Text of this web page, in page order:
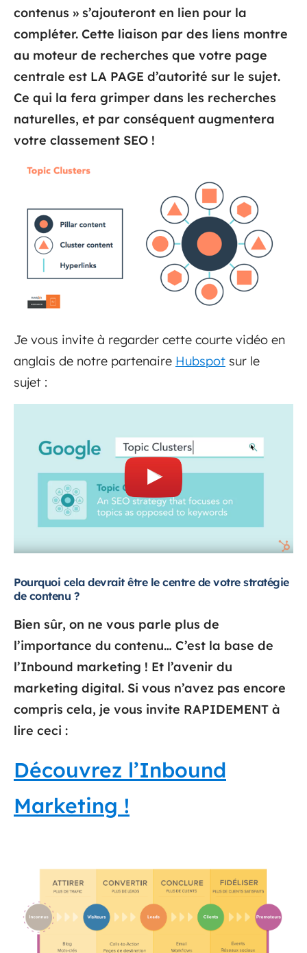
contenus » s’ajouteront en lien pour la
compléter. Cette liaison par des liens montre
au moteur de recherches que votre page
centrale est LA PAGE d’autorité sur le sujet.
Ce qui la fera grimper dans les recherches
naturelles, et par conséquent augmentera
votre classement SEO !
Je vous invite à regarder cette courte vidéo en
anglais de notre partenaire Hubspot sur le
sujet :
Pourquoi cela devrait être le centre de votre stratégie
de contenu ?
Bien sûr, on ne vous parle plus de
l’importance du contenu… C’est la base de
l’Inbound marketing ! Et l’avenir du
marketing digital. Si vous n’avez pas encore
compris cela, je vous invite RAPIDEMENT à
lire ceci :
Découvrez l’Inbound
Marketing !